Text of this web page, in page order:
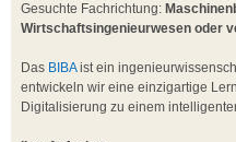
Gesuchte Fachrichtung:
Wirtschaftsingenieurwesen oder
Das BIBAist ein
entwickeln wir eine einzigartige
Digitalisierung zu einem